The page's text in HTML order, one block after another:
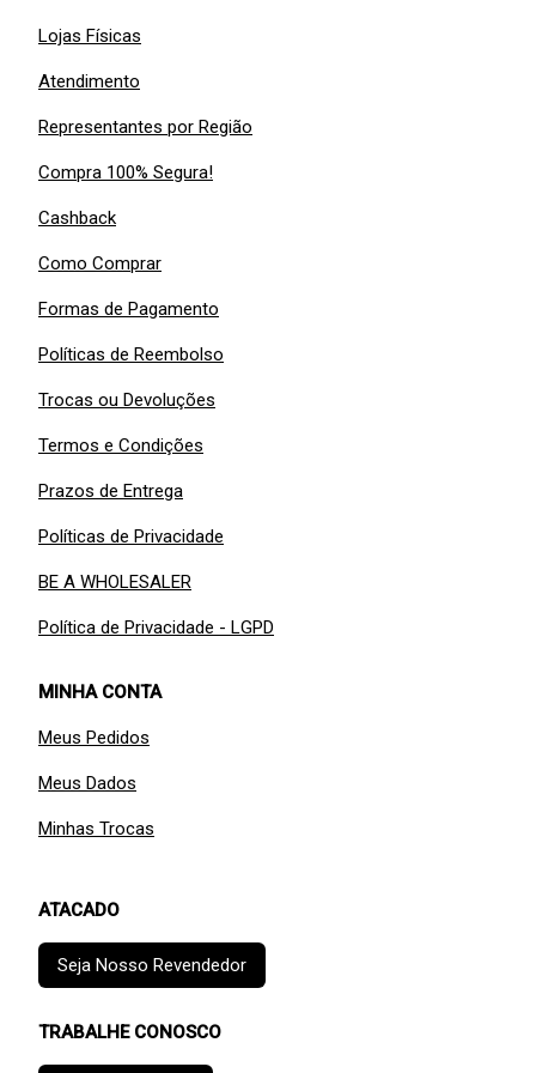
Lojas Físicas
Atendimento
Representantes por Região
Compra 100% Segura!
Cashback
Como Comprar
Formas de Pagamento
Políticas de Reembolso
Trocas ou Devoluções
Termos e Condições
Prazos de Entrega
Políticas de Privacidade
BE A WHOLESALER
Política de Privacidade - LGPD
MINHA CONTA
Meus Pedidos
Meus Dados
Minhas Trocas
ATACADO
Seja Nosso Revendedor
TRABALHE CONOSCO